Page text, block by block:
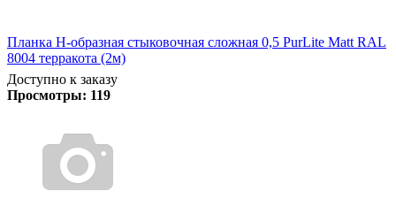
Планка Н-образная стыковочная сложная 0,5 PurLite Matt RAL
8004 терракота (2м)
Доступно к заказу
Просмотры: 119